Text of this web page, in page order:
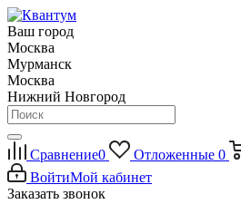
Ваш город
Москва
Мурманск
Москва
Нижний Новгород
Сравнение0 Отложенные 0
ВойтиМой кабинет
Заказать звонок